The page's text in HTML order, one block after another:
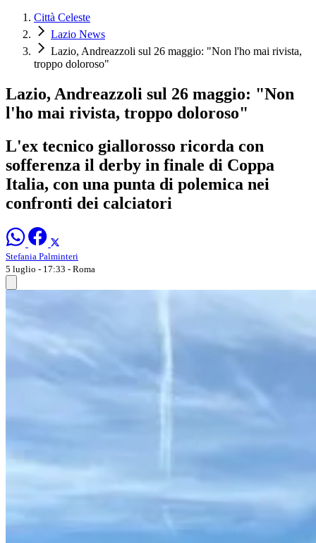
Città Celeste
Lazio News
Lazio, Andreazzoli sul 26 maggio: "Non l'ho mai rivista,
troppo doloroso"
Lazio, Andreazzoli sul 26 maggio: "Non
l'ho mai rivista, troppo doloroso"
L'ex tecnico giallorosso ricorda con
sofferenza il derby in finale di Coppa
Italia, con una punta di polemica nei
confronti dei calciatori
Stefania Palminteri
5 luglio - 17:33 - Roma